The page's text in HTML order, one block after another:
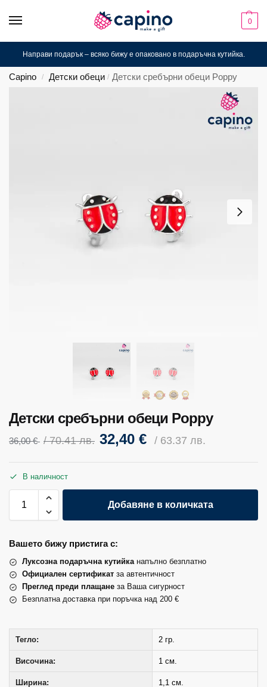
0
Направи подарък – всяко бижу е опаковано в подаръчна кутийка.
Capino / Детски обеци / Детски сребърни обеци Poppy
Детски сребърни обеци Poppy
36,00€ / 70.41 лв. 32,40 € / 63.37 лв.
В наличност
Добавяне в количката
Вашето бижу пристига с:
Луксозна подаръчна кутийканапълно безплатно
Официален сертификат за автентичност
Преглед преди плащане за Ваша сигурност
Безплатна доставка при поръчка над 200 €
Тегло: 2 гр.
Височина: 1 см.
Ширина: 1,1 см.